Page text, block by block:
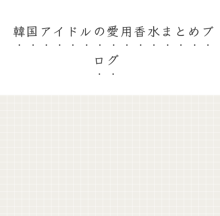
韓国アイドルの愛用香水まとめブ
ログ